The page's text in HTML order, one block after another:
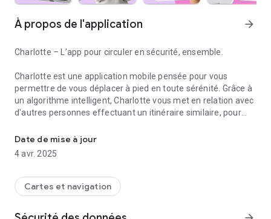
À propos de l'application arrow_forward
Charlotte – L’app pour circuler en sécurité, ensemble.
Charlotte est une application mobile pensée pour vous
permettre de vous déplacer à pied en toute sérénité. Grâce à
un algorithme intelligent, Charlotte vous met en relation avec
d'autres personnes effectuant un itinéraire similaire, pour
Les comptes sont vérifiés : adresse mails étudiantes,
Pensée pour tous, Charlotte est gratuite et vous accompagne
au quotidien.
Date de mise à jour
4 avr. 2025
Cartes et navigation